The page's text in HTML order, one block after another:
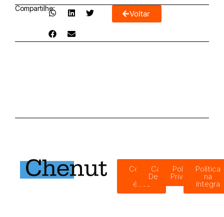
Compartilhe:
Voltar
Código
ética
Canal de
Denúncias
Política de
Privacidade
Política
na
íntegra